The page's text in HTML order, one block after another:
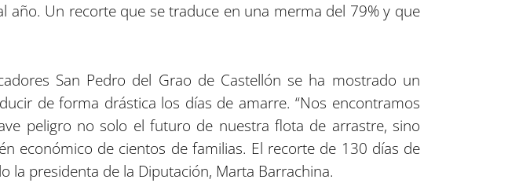
año. Un recorte que se traduce en una merma del 79% y que
San Pedro del Grao de Castellón se ha mostrado un
de forma drástica los días de amarre. “Nos encontramos
peligro no solo el futuro de nuestra flota de arrastre, sino
económico de cientos de familias. El recorte de 130 días de
la presidenta de la Diputación, Marta Barrachina.